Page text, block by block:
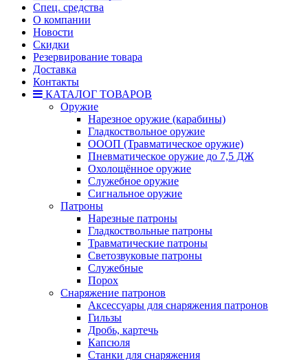
Спец. средства
О компании
Новости
Скидки
Резервирование товара
Доставка
Контакты
КАТАЛОГ ТОВАРОВ
Оружие
Нарезное оружие (карабины)
Гладкоствольное оружие
ОООП (Травматическое оружие)
Пневматическое оружие до 7,5 ДЖ
Охолощённое оружие
Служебное оружие
Сигнальное оружие
Патроны
Нарезные патроны
Гладкоствольные патроны
Травматические патроны
Светозвуковые патроны
Служебные
Порох
Снаряжение патронов
Аксессуары для снаряжения патронов
Гильзы
Дробь, картечь
Капсюля
Станки для снаряжения